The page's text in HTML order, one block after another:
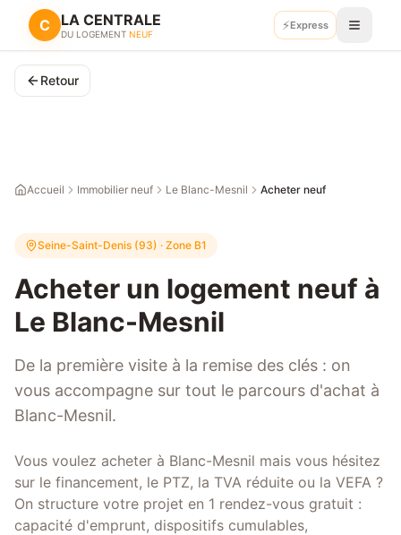
C LA CENTRALE
DU LOGEMENT NEUF
⚡Express
Retour
Accueil Immobilier neuf Le Blanc-Mesnil Acheter neuf
Seine-Saint-Denis (93) · Zone B1
Acheter un logement neuf à
Le Blanc-Mesnil
De la première visite à la remise des clés : on
vous accompagne sur tout le parcours d'achat à
Blanc-Mesnil.
Vous voulez acheter à Blanc-Mesnil mais vous hésitez
sur le financement, le PTZ, la TVA réduite ou la VEFA ?
On structure votre projet en 1 rendez-vous gratuit :
capacité d'emprunt, dispositifs cumulables,
Recevoir mes plans